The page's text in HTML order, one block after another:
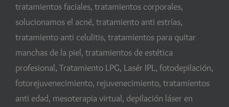
tratamientos faciales, tratamientos corporales,
solucionamos el acné, tratamiento anti estrías,
tratamiento anti celulitis, tratamientos para quitar
manchas de la piel, tratamientos de estética
profesional, Tratamiento LPG, Lasér IPL, fotodepilación,
fotorejuvenecimiento, rejuvenecimiento, tratamientos
anti edad, mesoterapia virtual, depilación láser en